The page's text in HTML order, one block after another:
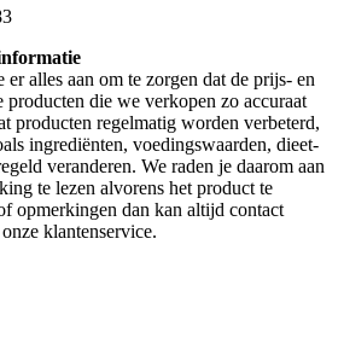
alles aan om te zorgen dat de prijs- en
die we verkopen zo accuraat
producten regelmatig worden verbeterd,
ingrediënten, voedingswaarden, dieet-
veranderen. We raden je daarom aan
te lezen alvorens het product te
opmerkingen dan kan altijd contact
klantenservice.